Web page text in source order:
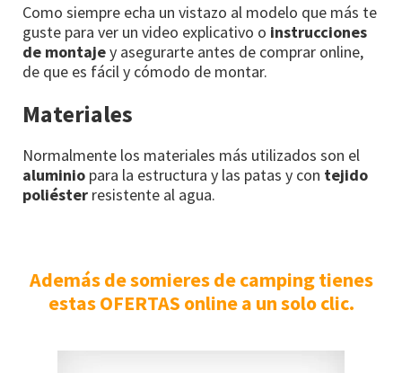
Como siempre echa un vistazo al modelo que más te
guste para ver un video explicativo o instrucciones
de montajey asegurarte antes de comprar online,
de que es fácil y cómodo de montar.
Materiales
Normalmente los materiales más utilizados son el
aluminio para la estructura y las patas y con tejido
poliéster resistente al agua.
Además de somieres de camping tienes
estas OFERTAS online a un solo clic.